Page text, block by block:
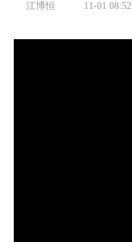
江博恒
11-01 08:52